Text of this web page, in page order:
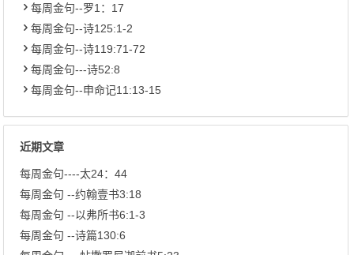
每周金句--罗1：17
每周金句--诗125:1-2
每周金句--诗119:71-72
每周金句---诗52:8
每周金句--申命记11:13-15
近期文章
每周金句----太24：44
每周金句 --约翰壹书3:18
每周金句 --以弗所书6:1-3
每周金句 --诗篇130:6